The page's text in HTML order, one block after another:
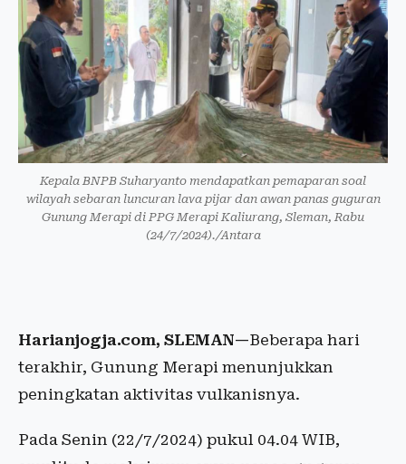
Kepala BNPB Suharyanto mendapatkan pemaparan soal
wilayah sebaran luncuran lava pijar dan awan panas guguran
Gunung Merapi di PPG Merapi Kaliurang, Sleman, Rabu
(24/7/2024)./Antara
Harianjogja.com, SLEMAN—Beberapa hari
terakhir, Gunung Merapi menunjukkan
peningkatan aktivitas vulkanisnya.
Pada Senin (22/7/2024) pukul 04.04 WIB,